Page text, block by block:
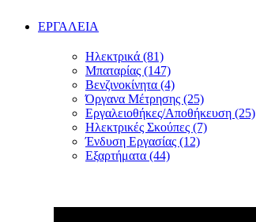
ΕΡΓΑΛΕΙΑ
Ηλεκτρικά (81)
Μπαταρίας (147)
Βενζινοκίνητα (4)
Όργανα Μέτρησης (25)
Εργαλειοθήκες/Αποθήκευση (25)
Ηλεκτρικές Σκούπες (7)
Ένδυση Εργασίας (12)
Εξαρτήματα (44)